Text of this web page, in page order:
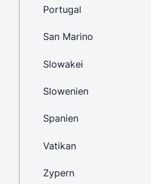
Portugal
San Marino
Slowakei
Slowenien
Spanien
Vatikan
Zypern